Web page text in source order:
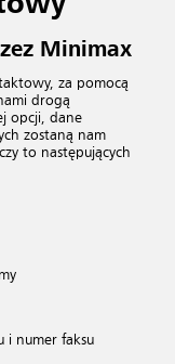
Minimax
za pomocą
drogą
opcji, dane
zostaną nam
to następujących
i numer faksu